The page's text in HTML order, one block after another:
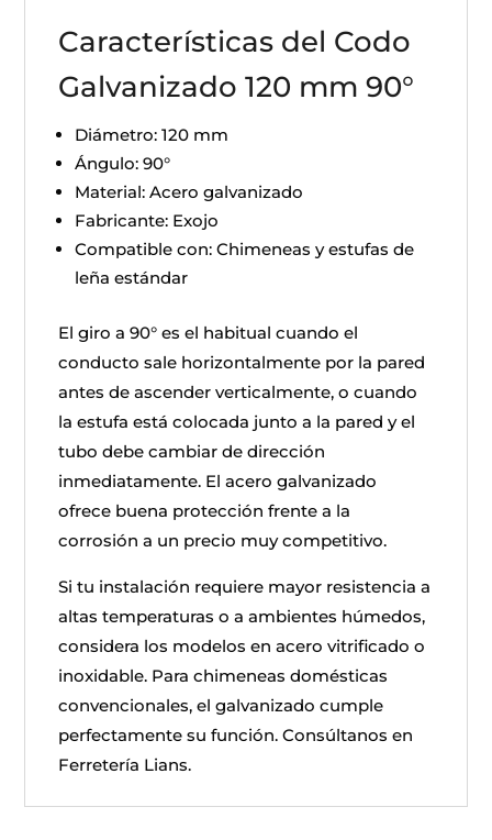
Características del Codo
Galvanizado 120 mm 90°
Diámetro: 120 mm
Ángulo: 90°
Material: Acero galvanizado
Fabricante: Exojo
Compatible con: Chimeneas y estufas de
leña estándar
El giro a 90° es el habitual cuando el
conducto sale horizontalmente por la pared
antes de ascender verticalmente, o cuando
la estufa está colocada junto a la pared y el
tubo debe cambiar de dirección
inmediatamente. El acero galvanizado
ofrece buena protección frente a la
corrosión a un precio muy competitivo.
Si tu instalación requiere mayor resistencia a
altas temperaturas o a ambientes húmedos,
considera los modelos en acero vitrificado o
inoxidable. Para chimeneas domésticas
convencionales, el galvanizado cumple
perfectamente su función. Consúltanos en
Ferretería Lians.